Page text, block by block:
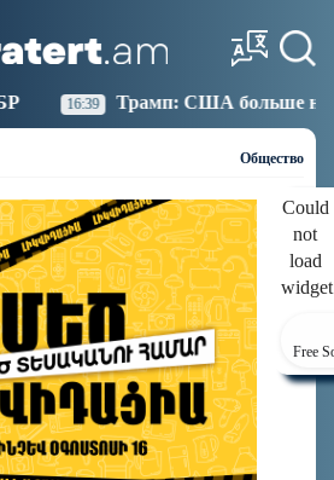
больше не намерены вести
Общество
Could
not
load
Free